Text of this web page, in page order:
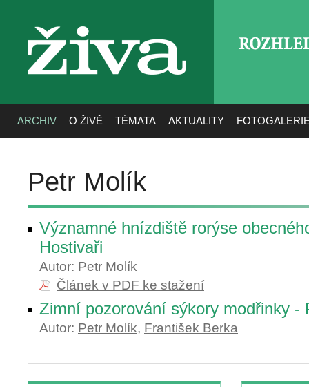
živa
ARCHIV O ŽIVĚ TÉMATA AKTUALITY
Petr Molík
Významné hnízdiště rorýse
Hostivaři
Autor: Petr Molík
Článek v PDF ke stažení
Zimní pozorování sýkory modřinky -
Autor: Petr Molík, František Berka